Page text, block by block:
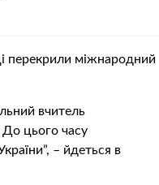
перекрили міжнародний
вчитель
До цього часу
– йдеться в